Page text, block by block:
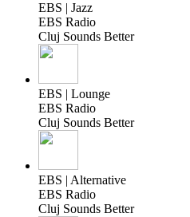
EBS | Jazz
EBS Radio
Cluj Sounds Better
EBS | Lounge
EBS Radio
Cluj Sounds Better
EBS | Alternative
EBS Radio
Cluj Sounds Better